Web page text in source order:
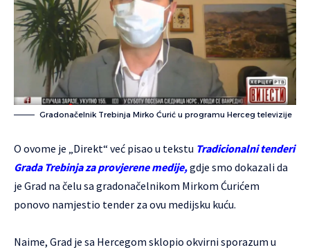
Gradonačelnik Trebinja Mirko Ćurić u programu Herceg televizije
O ovome je „Direkt“ već pisao u tekstu Tradicionalni tenderi
Grada Trebinja za provjerene medije,gdje smo dokazali da
je Grad na čelu sa gradonačelnikom Mirkom Ćurićem
ponovo namjestio tender za ovu medijsku kuću.
Naime, Grad je sa Hercegom sklopio okvirni sporazum u